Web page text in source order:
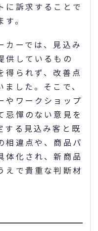
に訴求することで
。
カーでは、見込み
供しているもの
得られず、改善点
した。そこで、
やワークショップ
忌憚のない意見を
する見込み客と既
相違点や、商品パ
体化され、新商品
えで貴重な判断材